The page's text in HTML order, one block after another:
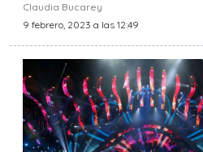
Claudia Bucarey
9 febrero, 2023 a las 12:49